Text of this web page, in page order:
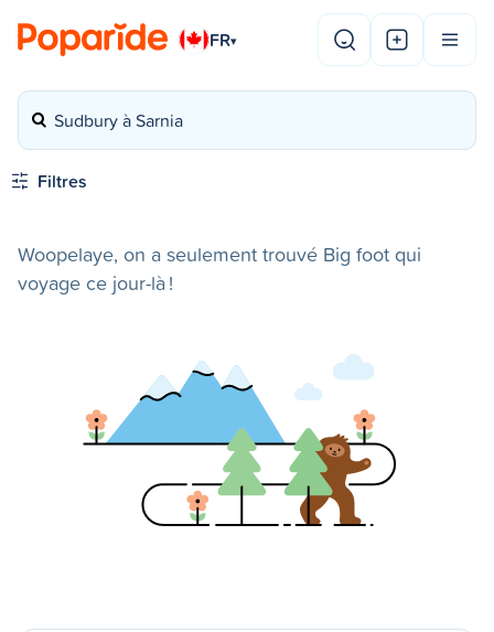
FR▾
Sudbury à Sarnia
Filtres
Woopelaye, on a seulement trouvé Big foot qui
voyage ce jour-là !